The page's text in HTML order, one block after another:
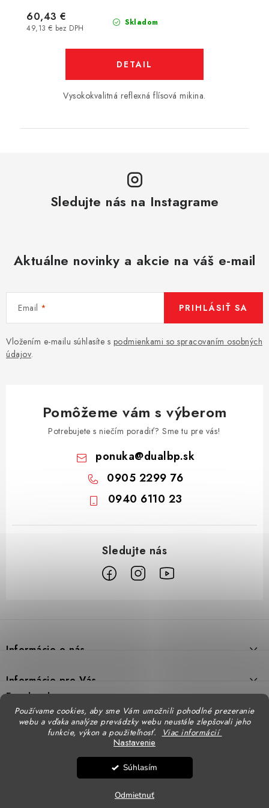
Používame cookies, aby sme Vám umožnili pohodlné prezeranie
webu a vďaka analýze prevádzky webu neustále zlepšovali jeho
funkcie, výkon a použiteľnosť.
Viac informácií
Nastavenie
Odmietnuť
Súhlasím
Skladom
49,13 € bez DPH
60,43 €
DETAIL
Vysokokvalitná reflexná flísová mikina.
Sledujte nás na Instagrame
Aktuálne novinky a akcie na váš e-mail
Email
Vložením e-mailu súhlasíte s podmienkami so spracovaním osobných
údajov.
PRIHLÁSIŤ SA
Pomôžeme vám s výberom
Potrebujete s niečím poradiť? Sme tu pre vás!
ponuka@dualbp.sk
0905 2299 76
0940 6110 23
p
i
Informácie o nás
Prečo DUAL BP
Predajne
Doprava
Informácie pre Vás
Formulár na výmenu tovaru
Facebook
Katalógy
STENSO - kompletné OOPP
CXS - kompletné OOPP
Vytvoril Shoptet